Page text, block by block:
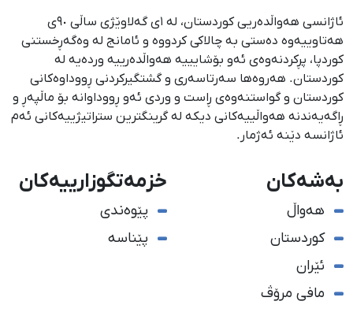
ئاژانسی هەواڵدەریی کوردستان، لە ١ی گەلاوێژی ساڵی ٩٠ی
هەتاوییەوە دەستی بە چالاکی کردووە و ئامانج لە وەگەڕخستنی
كوردپا، پڕكردنەوەی ئەو بۆشایییە هەواڵدەرییە وردەیە لە
كوردستان. هەروەها سەرتاسەری و گشتگیركردنی ڕووداوەكانی
كوردستان و گواستنەوەی ڕاست و وردی ئەو ڕووداوانە بۆ ماڵپەڕ و
ڕاگەیەندنە هەواڵییەكانی دیكە لە گرینگترین ستراتیژییەكانی ئەم
ئاژانسە دێنە ئەژمار.
بەشەکان
هەواڵ
کوردستان
ئێران
مافی مرۆڤ
خزمەتگوزارییەکان
پێوەندی
پێناسە